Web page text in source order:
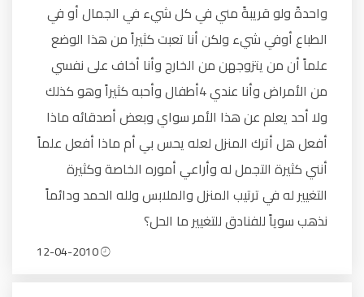
واحدةً ولو قريبةً مني في كل شيء في الجمال أو في
الطباع أوفي شيء ولكن أنا تعبت كثيراً من هذا الوضع
علماً أن من يتزوجهن من الخارج وأنا أخاف على نفسي
من الأمراض وأنا عندي 4أطفال وأحبه كثيراً وهو كذلك
ولا أحد يعلم عن هذا الأمر سواي وبعض أصدقائه ماذا
أفعل هل أترك المنزل لعله يحس بي أم ماذا أفعل علماً
أنني كثيرة التجمل له وأراعي أموره الخاصة وكثيرة
التغيير له في ترتيب المنزل والملابس ولله الحمد ودائماً
نذهب سوياً للفنادق للتغيير ما الحل؟